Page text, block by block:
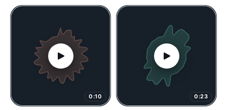
0:10 0:23